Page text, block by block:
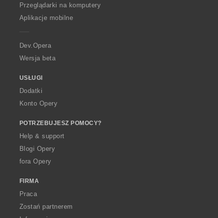
O
p
a
Przeglądarki na komputery
Aplikacje mobilne
Dev.Opera
Wersja beta
USŁUGI
Dodatki
Konto Opery
POTRZEBUJESZ POMOCY?
Help & support
Blogi Opery
fora Opery
FIRMA
Praca
Zostań partnerem